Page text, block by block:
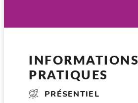
INFORMATIONS
PRATIQUES
PRÉSENTIEL